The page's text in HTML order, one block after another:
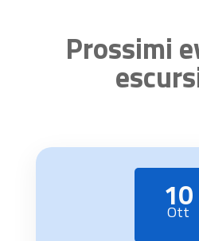
Prossimi
10
Ott